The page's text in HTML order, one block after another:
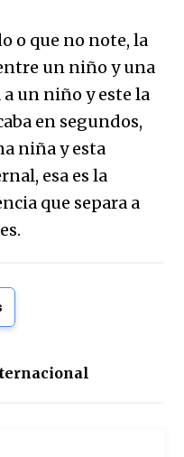
o que no note, la
un niño y una
un niño y este la
en segundos,
niña y esta
esa es la
que separa a